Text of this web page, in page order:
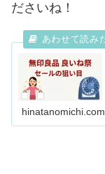
ださいね！
hinatanomichi.com